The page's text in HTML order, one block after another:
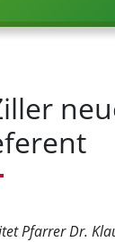
Pfarrer Dr.